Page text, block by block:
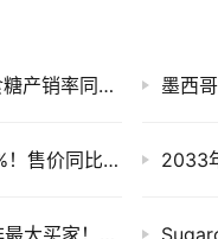
售价同比每吨跌820元！截至7月底广西食糖产销率同比下降13.77%
截至7月底云南食糖产销率同比下降11.53%！售价同比下跌900元/吨
2026年上半年巴西糖都卖给谁？中国并非最大买家！六个主要目的地第一名你猜不到